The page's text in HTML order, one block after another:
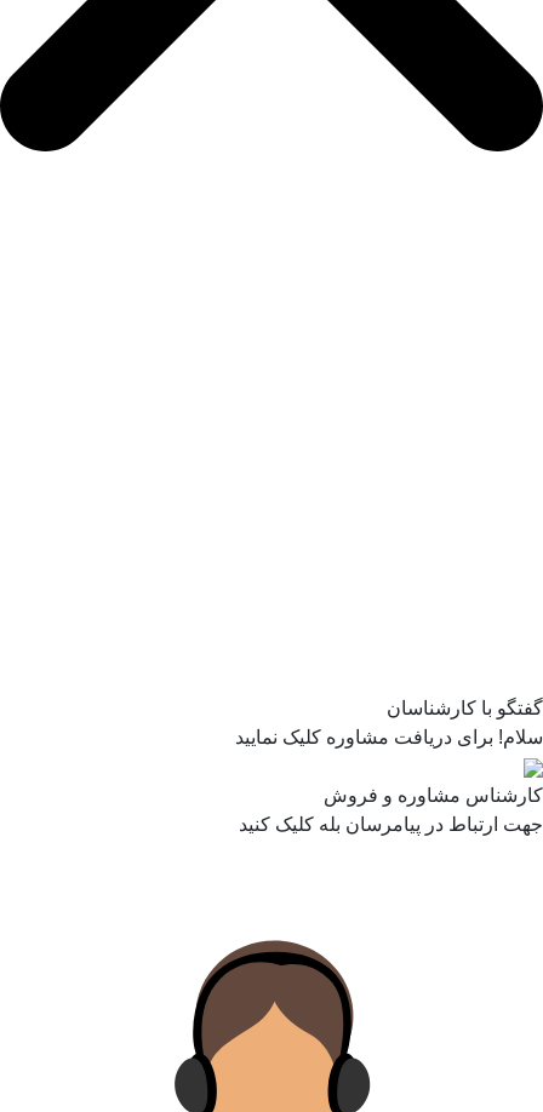
گفتگو با کارشناسان
سلام! برای دریافت مشاوره کلیک نمایید
کارشناس مشاوره و فروش
جهت ارتباط در پیامرسان بله کلیک کنید